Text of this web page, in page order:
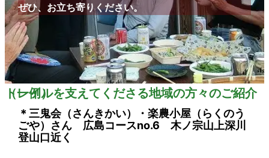
ぜひ、お立ち寄りください。
トレイルを支えてくださる地域の方々のご紹介（一例）
＊三鬼会（さんきかい）・楽農小屋（らくのう
ごや）さん 広島コースno.6 木ノ宗山上深川
登山口近く